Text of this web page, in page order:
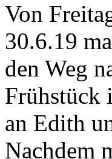
Von
30.6.19
den Weg
Frühstück
an Edith
Nachdem